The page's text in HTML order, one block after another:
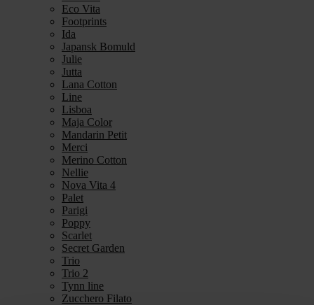
Eco Vita
Footprints
Ida
Japansk Bomuld
Julie
Jutta
Lana Cotton
Line
Lisboa
Maja Color
Mandarin Petit
Merci
Merino Cotton
Nellie
Nova Vita 4
Palet
Parigi
Poppy
Scarlet
Secret Garden
Trio
Trio 2
Tynn line
Zucchero Filato